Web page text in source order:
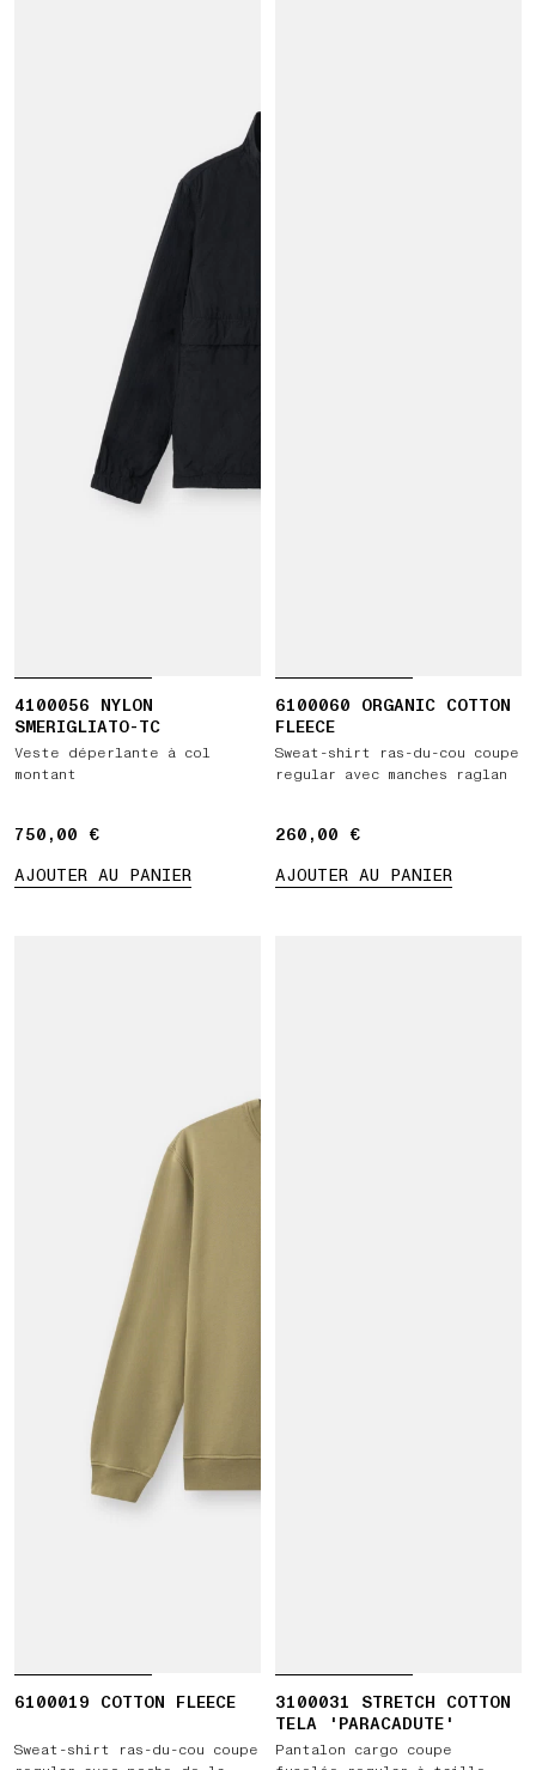
4100056 NYLON
SMERIGLIATO-TC
Veste déperlante à col
montant
750,00 €
750,00 €
AJOUTER AU PANIER
6100060 ORGANIC COTTON
FLEECE
Sweat-shirt ras-du-cou coupe
regular avec manches raglan
260,00 €
260,00 €
AJOUTER AU PANIER
6100019 COTTON FLEECE
Sweat-shirt ras-du-cou coupe
3100031 STRETCH COTTON
TELA 'PARACADUTE'
Pantalon cargo coupe